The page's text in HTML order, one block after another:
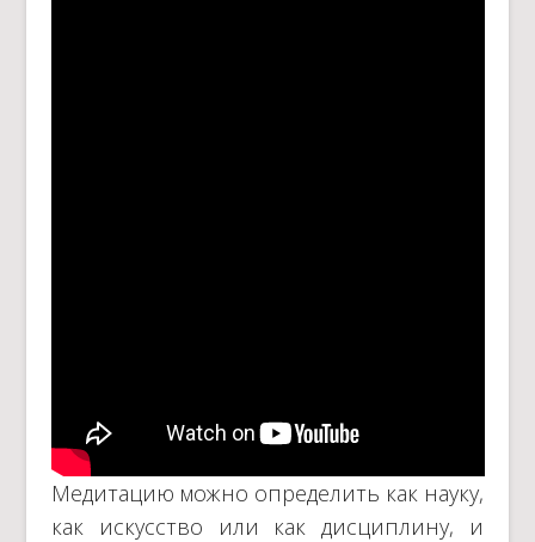
Медитацию можно определить как науку,
как искусство или как дисциплину, и